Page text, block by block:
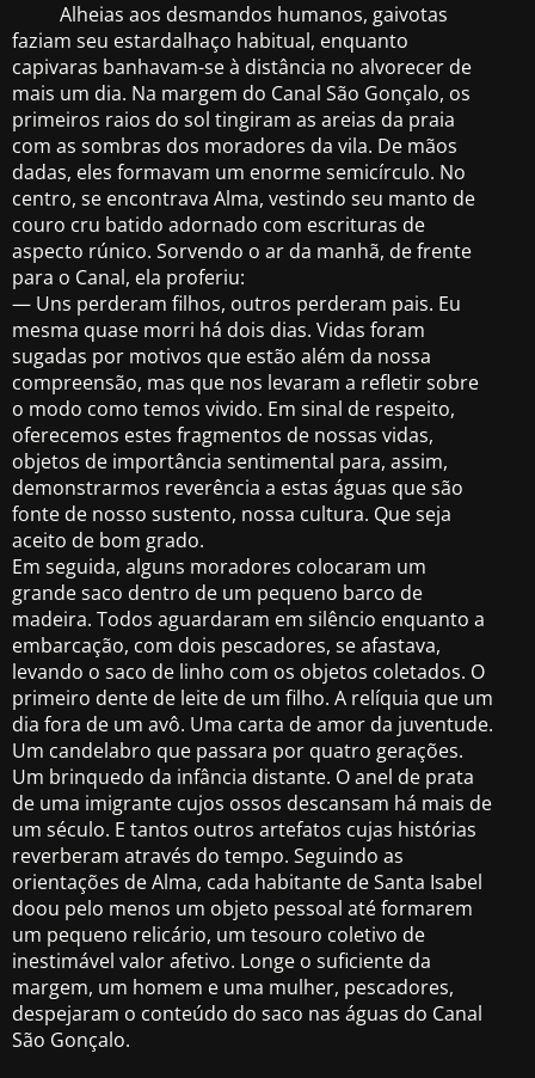
Alheias aos desmandos humanos, gaivotas
faziam seu estardalhaço habitual, enquanto
capivaras banhavam-se à distância no alvorecer de
mais um dia. Na margem do Canal São Gonçalo, os
primeiros raios do sol tingiram as areias da praia
com as sombras dos moradores da vila. De mãos
dadas, eles formavam um enorme semicírculo. No
centro, se encontrava Alma, vestindo seu manto de
couro cru batido adornado com escrituras de
aspecto rúnico. Sorvendo o ar da manhã, de frente
para o Canal, ela proferiu:
— Uns perderam filhos, outros perderam pais. Eu
mesma quase morri há dois dias. Vidas foram
sugadas por motivos que estão além da nossa
compreensão, mas que nos levaram a refletir sobre
o modo como temos vivido. Em sinal de respeito,
oferecemos estes fragmentos de nossas vidas,
objetos de importância sentimental para, assim,
demonstrarmos reverência a estas águas que são
fonte de nosso sustento, nossa cultura. Que seja
aceito de bom grado.
Em seguida, alguns moradores colocaram um
grande saco dentro de um pequeno barco de
madeira. Todos aguardaram em silêncio enquanto a
embarcação, com dois pescadores, se afastava,
levando o saco de linho com os objetos coletados. O
primeiro dente de leite de um filho. A relíquia que um
dia fora de um avô. Uma carta de amor da juventude.
Um candelabro que passara por quatro gerações.
Um brinquedo da infância distante. O anel de prata
de uma imigrante cujos ossos descansam há mais de
um século. E tantos outros artefatos cujas histórias
reverberam através do tempo. Seguindo as
orientações de Alma, cada habitante de Santa Isabel
doou pelo menos um objeto pessoal até formarem
um pequeno relicário, um tesouro coletivo de
inestimável valor afetivo. Longe o suficiente da
margem, um homem e uma mulher, pescadores,
despejaram o conteúdo do saco nas águas do Canal
São Gonçalo.